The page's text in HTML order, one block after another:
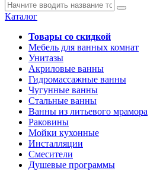
Каталог
Товары со скидкой
Мебель для ванных комнат
Унитазы
Акриловые ванны
Гидромассажные ванны
Чугунные ванны
Стальные ванны
Ванны из литьевого мрамора
Раковины
Мойки кухонные
Инсталляции
Смесители
Душевые программы